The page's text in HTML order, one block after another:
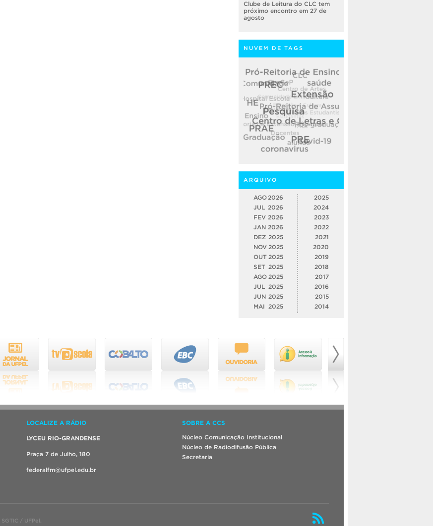
Clube de Leitura do CLC tem
próximo encontro em 27 de
agosto
NUVEM DE TAGS
ARQUIVO
AGO 2026
JUL 2026
FEV 2026
JAN 2026
DEZ 2025
NOV 2025
OUT 2025
SET 2025
AGO 2025
JUL
2025
JUN 2025
MAI
2025
2025
2024
2023
2022
2021
2020
2019
2018
2017
2016
2015
2014
LOCALIZE A RÁDIO
LYCEU RIO-GRANDENSE
Praça 7 de Julho, 180
federalfm@ufpel.edu.br
SOBRE A CCS
Núcleo Comunicação Institucional
Núcleo de Radiodifusão Pública
Secretaria
SGTIC / UFPel .